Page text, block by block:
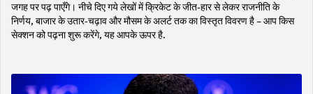
जगह पर पढ़ पाएँगे। नीचे दिए गये लेखों में क्रिकेट के जीत‑हार से लेकर राजनीति के
निर्णय, बाजार के उतार‑चढ़ाव और मौसम के अलर्ट तक का विस्तृत विवरण है – आप किस
सेक्शन को पढ़ना शुरू करेंगे, यह आपके ऊपर है.